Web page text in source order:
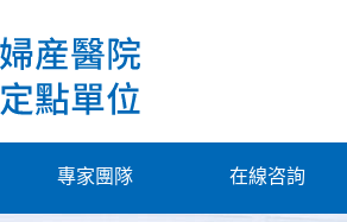
專家團隊 在線咨詢